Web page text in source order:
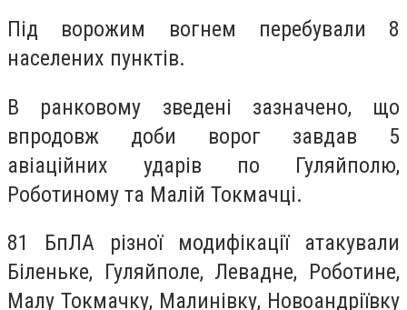
Під ворожим вогнем перебували 8
населених пунктів.
В ранковому зведені зазначено, що
впродовж доби ворог завдав 5
авіаційних ударів по Гуляйполю,
Роботиному та Малій Токмачці.
81 БпЛА різної модифікації атакували
Біленьке, Гуляйполе, Левадне, Роботине,
Малу Токмачку, Малинівку, Новоандріївку